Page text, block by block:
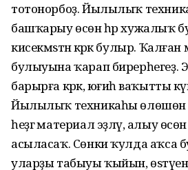
тотонорбоҙ. Йылылыҡ
башҡарыу өсөн һәр хужалыҡ
кисекмәѕтән кәрәк булыр. Ҡалған
булыуына ҡарап
барырға кәрәк, юғиһә ваҡытты
Йылылыҡ техникаһы
һеҙгә материал эҙләү, алыу
асыласаҡ. Сөнки ҡулда аҡса
уларҙы табыуы ҡыйын,